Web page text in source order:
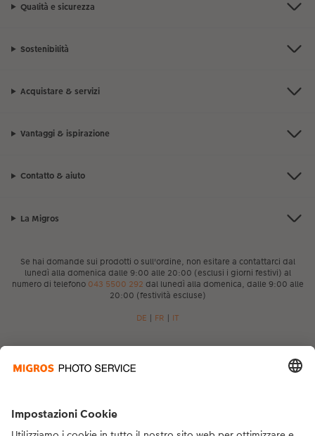
Qualità e sicurezza
Sostenibilità
Acquistare & servizi
Vantaggi & ispirazione
Contatto & aiuto
La Migros
Se hai domande sui prodotti o sull'ordine, non esitare a contattarci dal
lunedì alla domenica dalle 9:00 alle 20:00 (esclusi i giorni festivi) al
numero di telefono 043 5500 292 dal lunedì alla domenica, dalle 9:00 alle
20:00 (festività escluse)
DE | FR | IT
|Termini e condizioni